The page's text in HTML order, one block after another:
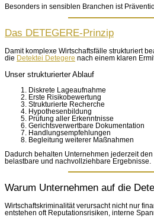
Besonders in sensiblen Branchen ist
Das DETEGERE-Prinzip
Damit komplexe Wirtschaftsfälle strukturiert
die
Detektei Detegere nach einem klaren
Unser strukturierter Ablauf
Diskrete Lageaufnahme
Erste Risikobewertung
Strukturierte Recherche
Hypothesenbildung
Prüfung aller Erkenntnisse
Gerichtsverwertbare Dokumentation
Handlungsempfehlungen
Begleitung weiterer Maßnahmen
Dadurch behalten Unternehmen jederzeit
belastbare und nachvollziehbare Ergebnisse.
Warum Unternehmen auf die
Wirtschaftskriminalität verursacht nicht nur
entstehen oft Reputationsrisiken, interne